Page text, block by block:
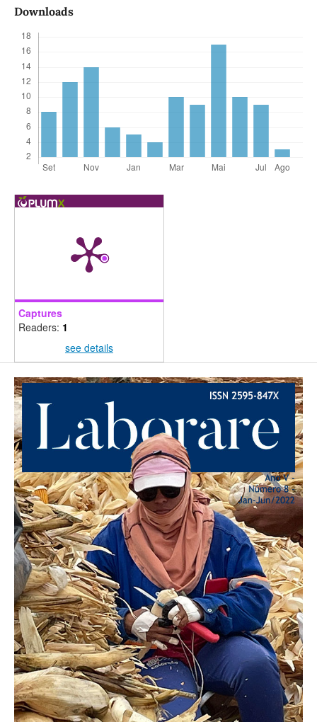
Downloads
Captures
Readers: 1
see details